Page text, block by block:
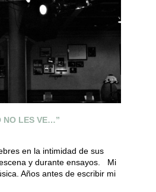
NO LES VE…”
en la intimidad de sus
y durante ensayos. Mi
Años antes de escribir mi